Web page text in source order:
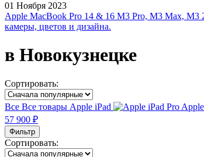
01 Ноября 2023
Apple MacBook Pro 14 & 16 M3 Pro, M3 Max, M3
камеры, цветов и дизайна.
в Новокузнецке
Сортировать:
Все Все товары Apple iPad
57 900 ₽
Фильтр
Сортировать: